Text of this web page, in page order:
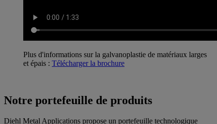
Plus d'informations sur la galvanoplastie de matériaux larges
et épais : Télécharger la brochure
Notre portefeuille de produits
Diehl Metal Applications propose un portefeuille technologique